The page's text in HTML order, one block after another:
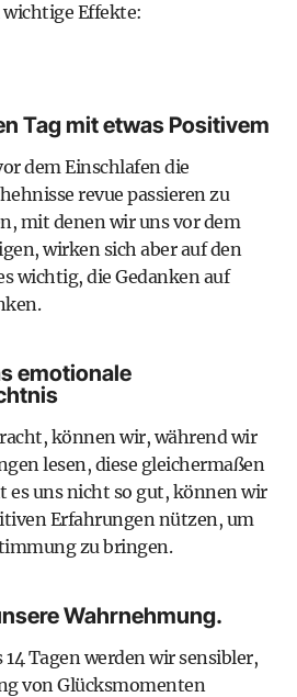
Effekte:
Tag mit etwas Positivem
dem Einschlafen die
revue passieren zu
mit denen wir uns vor dem
wirken sich aber auf den
wichtig, die Gedanken auf
emotionale
können wir, während wir
lesen, diese gleichermaßen
es uns nicht so gut, können wir
Erfahrungen nützen, um
zu bringen.
Wahrnehmung.
Tagen werden wir sensibler,
von Glücksmomenten